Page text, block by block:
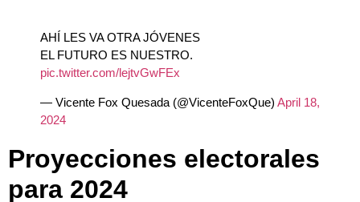
AHÍ LES VA OTRA JÓVENES
EL FUTURO ES NUESTRO.
pic.twitter.com/lejtvGwFEx
— Vicente Fox Quesada (@VicenteFoxQue) April 18,
2024
Proyecciones electorales
para 2024